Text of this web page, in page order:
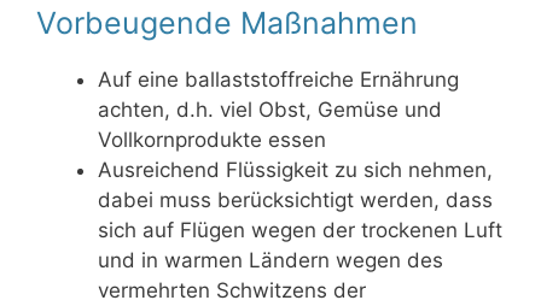
Vorbeugende Maßnahmen
Auf eine ballaststoffreiche Ernährung
achten, d.h. viel Obst, Gemüse und
Vollkornprodukte essen
Ausreichend Flüssigkeit zu sich nehmen,
dabei muss berücksichtigt werden, dass
sich auf Flügen wegen der trockenen Luft
und in warmen Ländern wegen des
vermehrten Schwitzens der